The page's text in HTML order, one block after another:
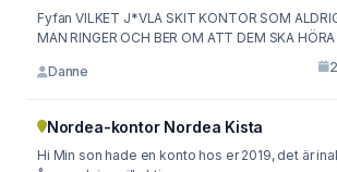
Fyfan VILKET J*VLA SKIT KONTOR SOM
MAN RINGER OCH BER OM ATT DEM SKA HÖRA
Danne
Nordea-kontor Nordea Kista
Hi Min son hade en konto hos er 2019, det är